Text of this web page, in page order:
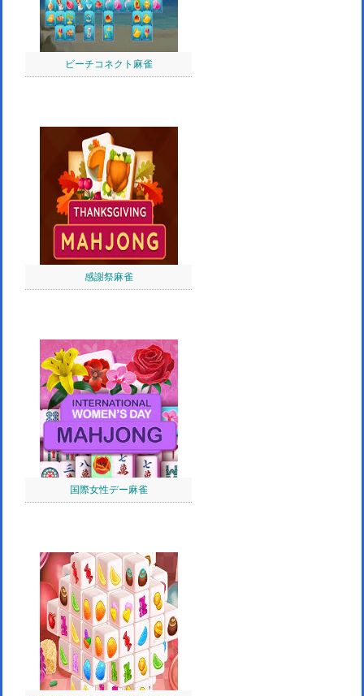
ビーチコネクト麻雀
感謝祭麻雀
国際女性デー麻雀